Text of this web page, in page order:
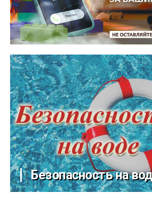
Безопасность на